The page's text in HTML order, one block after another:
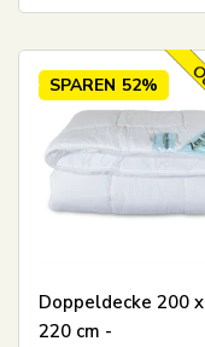
SPAREN 52%
Doppeldecke 200 x
220 cm -